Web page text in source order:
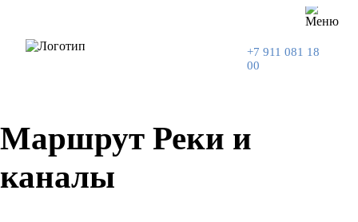
+7 911 081 18
00
Маршрут Реки и
каналы